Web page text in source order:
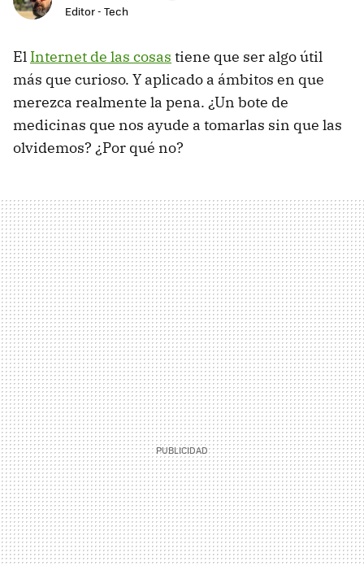
Editor - Tech
El Internet de las cosas tiene que ser algo útil
más que curioso. Y aplicado a ámbitos en que
merezca realmente la pena. ¿Un bote de
medicinas que nos ayude a tomarlas sin que las
olvidemos? ¿Por qué no?